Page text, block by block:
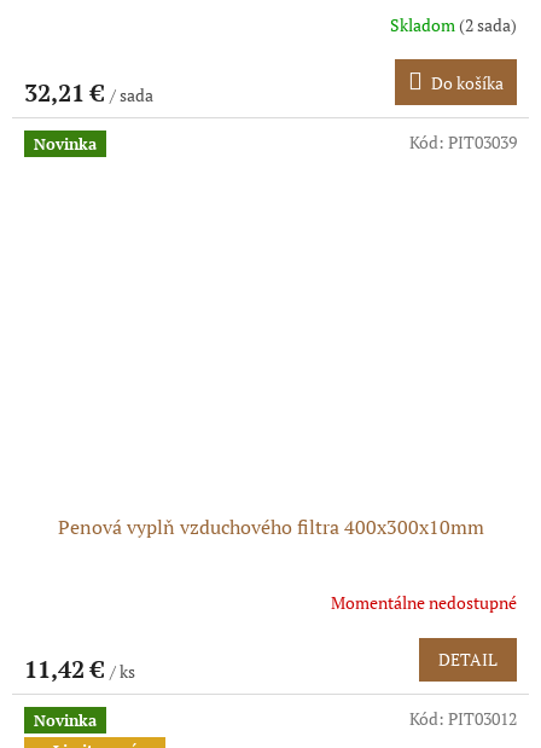
Skladom (2 sada)
32,21 € / sada
Do košíka
Novinka
Penová vyplň vzduchového filtra 400x300x10mm
Momentálne nedostupné
11,42 € / ks
DETAIL
Kód: PIT03039
Novinka
Kód: PIT03012